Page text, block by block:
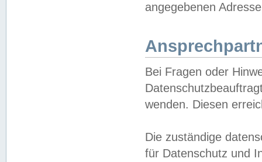
angegebenen
Bei Fragen oder
wenden. Diesen
Die zuständige
für Datenschutz und